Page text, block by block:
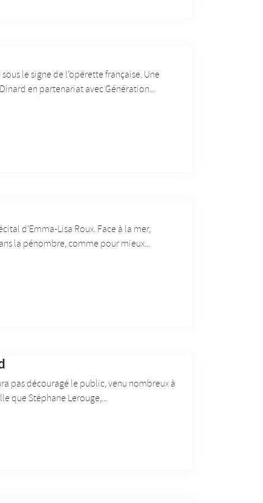
le signe de l’opérette française. Une
en partenariat avec Génération...
d’Emma-Lisa Roux. Face à la mer,
la pénombre, comme pour mieux...
pas découragé le public, venu nombreux à
que Stéphane Lerouge,...